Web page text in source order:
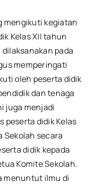
mengikuti kegiatan
Kelas XII tahun
pada
memperingati
oleh peserta didik
dan tenaga
juga menjadi
peserta didik Kelas
Sekolah secara
didik kepada
Komite Sekolah.
menuntut ilmu di